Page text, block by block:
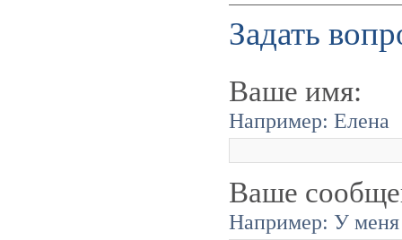
Задать
Ваше имя:
Например: Елена
Ваше
Например: У меня